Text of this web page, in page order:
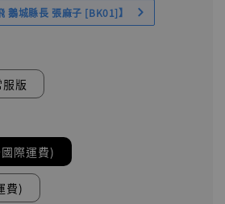
鵝城縣長 張麻子 [BK01]】
服版
際運費)
費)